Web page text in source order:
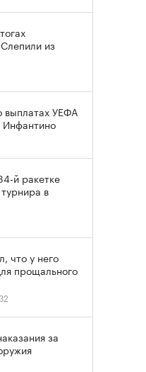
из
УЕФА
Инфантино
й ракетке
в
что у него
прощального
за